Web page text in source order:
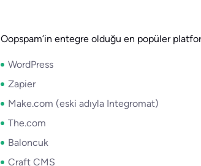
Oopspam’in entegre olduğu en popüler
WordPress
Zapier
Make.com (eski adıyla Integromat)
The.com
Baloncuk
Craft CMS